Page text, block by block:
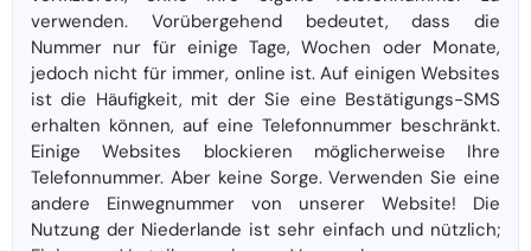
verwenden. Vorübergehend bedeutet, dass die
Nummer nur für einige Tage, Wochen oder Monate,
jedoch nicht für immer, online ist. Auf einigen Websites
ist die Häufigkeit, mit der Sie eine Bestätigungs-SMS
erhalten können, auf eine Telefonnummer beschränkt.
Einige Websites blockieren möglicherweise Ihre
Telefonnummer. Aber keine Sorge. Verwenden Sie eine
andere Einwegnummer von unserer Website! Die
Nutzung der Niederlande ist sehr einfach und nützlich;